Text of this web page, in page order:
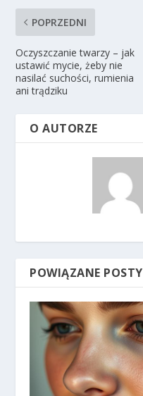
POPRZEDNI
Oczyszczanie twarzy – jak
ustawić mycie, żeby nie
nasilać suchości, rumienia
ani trądziku
O AUTORZE
POWIĄZANE POSTY